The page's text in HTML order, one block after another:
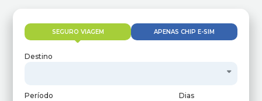
SEGURO VIAGEM APENAS CHIP E-SIM
Destino
Período Dias